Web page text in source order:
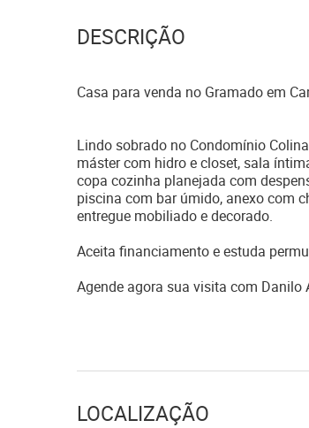
DESCRIÇÃO
Casa para venda no Gramado em
Lindo sobrado no Condomínio
máster com hidro e closet, sala
copa cozinha planejada com
piscina com bar úmido, anexo com
entregue mobiliado e decorado.
Aceita financiamento e estuda
Agende agora sua visita com
LOCALIZAÇÃO